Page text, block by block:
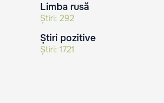
Limba rusă
Știri: 292
Știri pozitive
Știri: 1721